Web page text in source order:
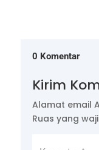
0 Komentar
Kirim
Alamat email
Ruas yang